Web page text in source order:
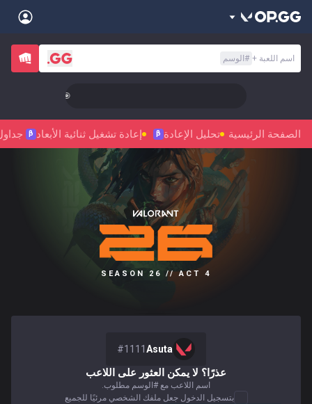
اسم اللعبة +
# الوسم
🎯 Level Up Your Aim to Radiant Status!
الصفحة الرئيسية تحليل الإعادة β إعادة تشغيل ثنائية الأبعاد β
SEASON 26 // ACT 4
Asuta
#1111
عذرًا؟ لا يمكن العثور على اللاعب
اسم اللاعب مع #الوسم مطلوب.
بتسجيل الدخول جعل ملفك الشخصي مرئيًا للجميع
Stats
Teamfight Tactics
Palworld
Pokémon Champions
Valorant
PUBG
ROBLOX
OVERWATCH2
Pokémon Pokopia
Beta
Marvel Rivals
Slay The Spire 2
Time Takers
Sign in
العربية
Back
한국어